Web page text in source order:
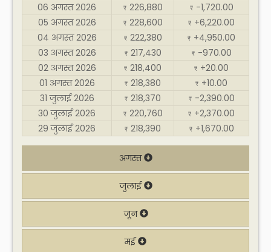
06 अगस्त 2026
₹ 226,880 ₹ -1,720.00
05 अगस्त 2026
₹ 228,600 ₹ +6,220.00
04 अगस्त 2026
₹ 222,380 ₹ +4,950.00
03 अगस्त 2026
₹ 217,430 ₹ -970.00
02 अगस्त 2026
₹ 218,400 ₹ +20.00
01 अगस्त 2026
₹ 218,380 ₹ +10.00
31 जुलाई 2026
₹ 218,370 ₹ -2,390.00
30 जुलाई 2026
₹ 220,760 ₹ +2,370.00
29 जुलाई 2026
₹ 218,390 ₹ +1,670.00
अगस्त
जुलाई
जून
मई